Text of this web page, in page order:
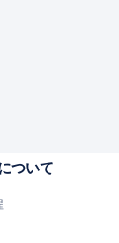
ついて